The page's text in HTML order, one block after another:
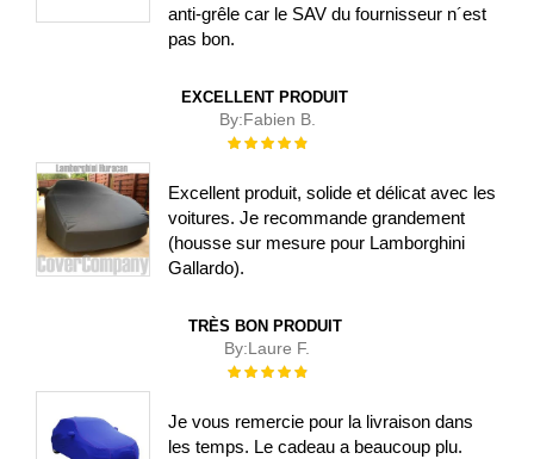
anti-grêle car le SAV du fournisseur n´est
pas bon.
EXCELLENT PRODUIT
By:Fabien B.
Évaluation :
Excellent produit, solide et délicat avec les
voitures. Je recommande grandement
(housse sur mesure pour Lamborghini
Gallardo).
TRÈS BON PRODUIT
By:Laure F.
Évaluation :
Je vous remercie pour la livraison dans
les temps. Le cadeau a beaucoup plu.